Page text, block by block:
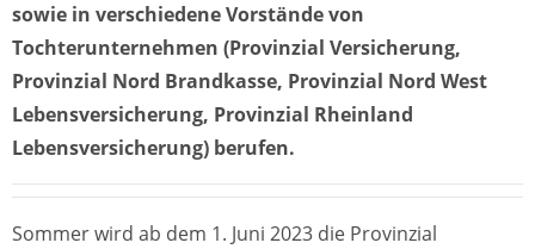
sowie in verschiedene Vorstände von
Tochterunternehmen (Provinzial Versicherung,
Provinzial Nord Brandkasse, Provinzial Nord West
Lebensversicherung, Provinzial Rheinland
Lebensversicherung) berufen.
Sommer wird ab dem 1. Juni 2023 die Provinzial